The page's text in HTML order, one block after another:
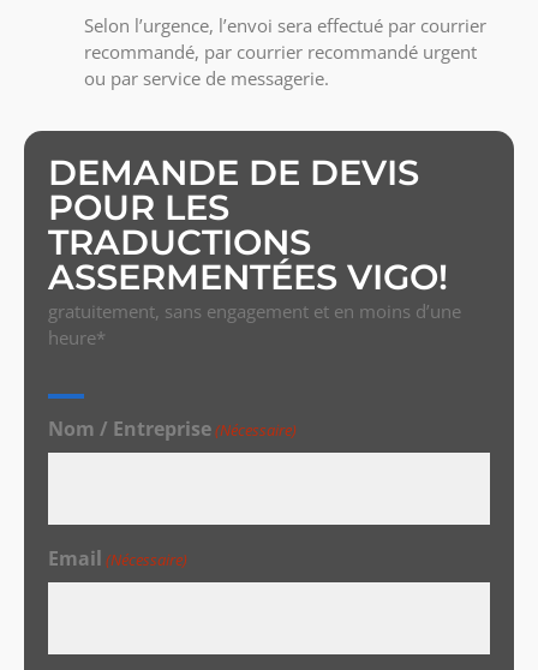
Selon l’urgence, l’envoi sera effectué par courrier
recommandé, par courrier recommandé urgent
ou par service de messagerie.
DEMANDE DE DEVIS
POUR LES
TRADUCTIONS
ASSERMENTÉES VIGO!
gratuitement, sans engagement et en moins d’une
heure*
Nom / Entreprise(Nécessaire)
Email (Nécessaire)